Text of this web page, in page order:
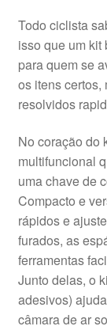
Todo ciclista
isso que um
para quem se
os itens certos,
resolvidos
No coração do
multifuncional
uma chave de
Compacto e
rápidos e
furados, as
ferramentas
Junto delas, o
adesivos)
câmara de ar